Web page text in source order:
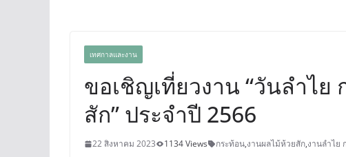
และการท่องเที่ยวของเมือง
เทศกาลและงาน
ขอเชิญเที่ยวงาน “วันลำไ
สัก” ประจำปี 2566
22 สิงหาคม 2023 1134 Views กระท้อน,งานผลไม้ห้วยสัก,งานลำไย